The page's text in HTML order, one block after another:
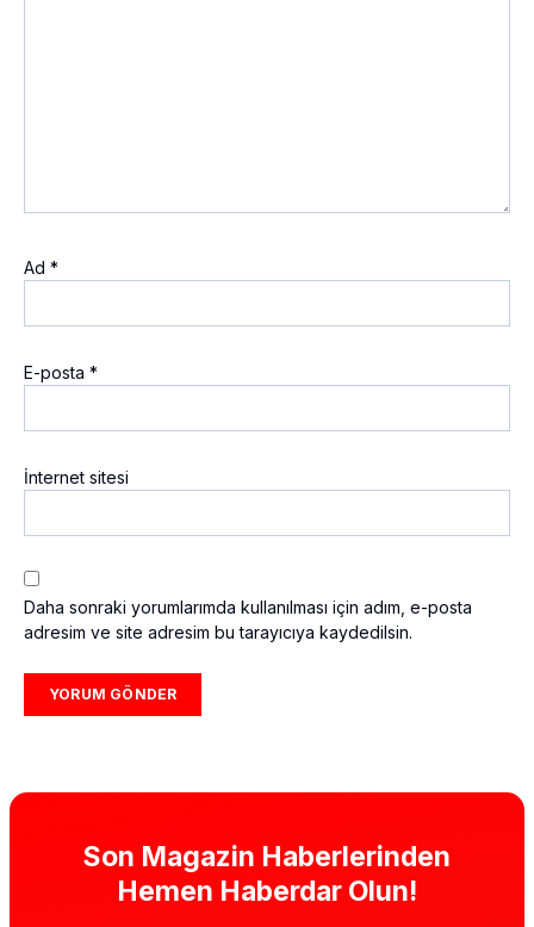
Ad *
E-posta *
İnternet sitesi
Daha sonraki yorumlarımda kullanılması için adım, e-posta
adresim ve site adresim bu tarayıcıya kaydedilsin.
Son Magazin Haberlerinden
Hemen Haberdar Olun!